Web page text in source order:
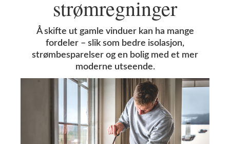
strømregninger
Å skifte ut gamle vinduer kan ha mange
fordeler – slik som bedre isolasjon,
strømbesparelser og en bolig med et mer
moderne utseende.